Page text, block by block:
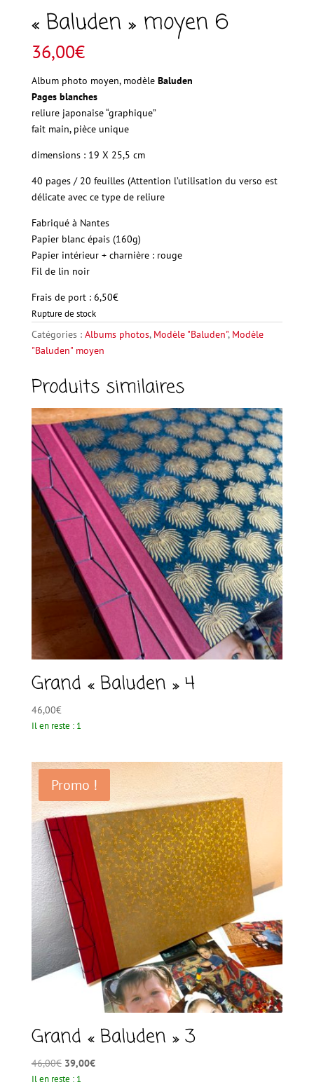
« Baluden » moyen 6
36,00€
Album photo moyen, modèle Baluden
Pages blanches
reliure japonaise “graphique”
fait main, pièce unique
dimensions : 19 X 25,5 cm
40 pages / 20 feuilles (Attention l’utilisation du verso est
délicate avec ce type de reliure
Fabriqué à Nantes
Papierblanc épais (160g)
Papier intérieur + charnière : rouge
Filde lin noir
Frais de port : 6,50€
Rupture de stock
Catégories : Albums photos, Modèle "Baluden", Modèle
"Baluden" moyen
Produits similaires
Grand « Baluden » 4
46,00€
Il en reste : 1
Promo !
Grand « Baluden » 3
46,00€ Le
prix
39,00€Le
Il en reste : 1